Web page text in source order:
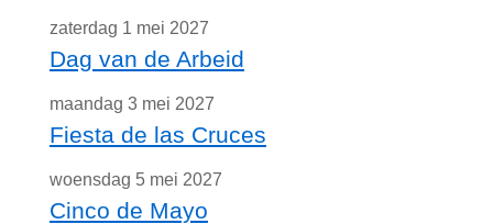
zaterdag 1 mei 2027
Dag van de Arbeid
maandag 3 mei 2027
Fiesta de las Cruces
woensdag 5 mei 2027
Cinco de Mayo